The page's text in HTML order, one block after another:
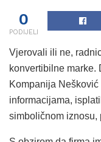
0
PODIJELI
Vjerovali ili ne,
konvertibilne marke.
Kompanija
informacijama,
simboličnom iznosu,